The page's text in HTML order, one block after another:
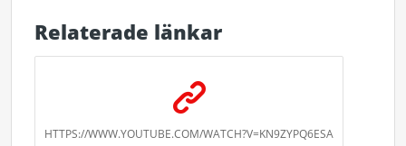
Relaterade länkar
HTTPS://WWW.YOUTUBE.COM/WATCH?V=KN9ZYPQ6ESA